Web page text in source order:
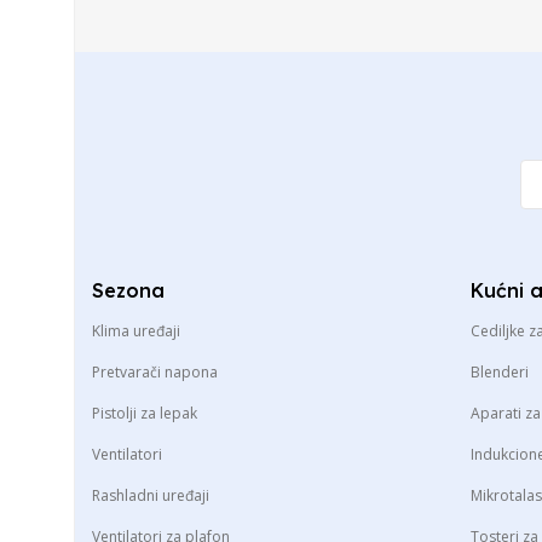
Sezona
Klima uređaji
Pretvarači napona
Pistolji za lepak
Ventilatori
Rashladni uređaji
Ventilatori za plafon
Kućni
Cediljke
Blenderi
Aparati
Tosteri